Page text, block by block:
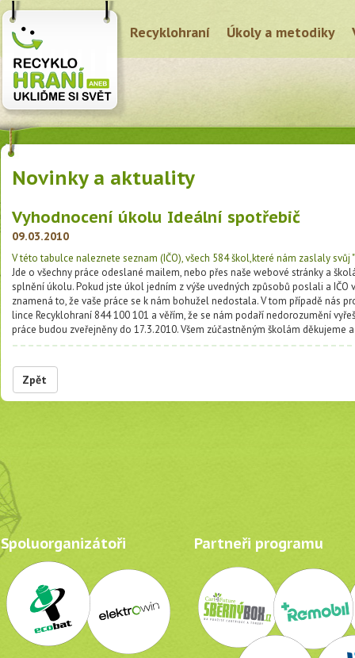
Recyklohraní Úkoly a metodiky
Novinky a aktuality
Vyhodnocení úkolu Ideální spotřebič
09.03.2010
V této tabulce naleznete seznam (IČO), všech 584 škol,které nám zaslaly svůj
Jde o všechny práce odeslané mailem, nebo přes naše webové stránky a
splnění úkolu. Pokud jste úkol jedním z výše uvedných způsobů poslali a IČO
znamená to, že vaše práce se k nám bohužel nedostala. V tom případě nás
lince Recyklohraní 844 100 101 a věřím, že se nám podaří nedorozumění
práce budou zveřejněny do 17.3.2010. Všem zúčastněným školám děkujeme
Zpět
Spoluorganizátoři Partneři programu